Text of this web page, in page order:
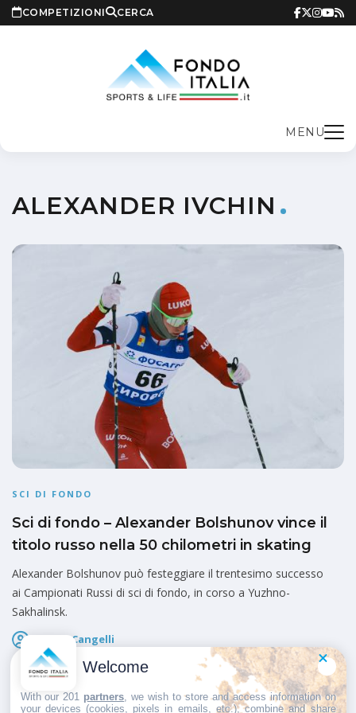
COMPETIZIONI CERCA
MENU
ALEXANDER IVCHIN
SCI DI FONDO
Sci di fondo – Alexander Bolshunov vince il
titolo russo nella 50 chilometri in skating
Alexander Bolshunov può festeggiare il trentesimo successo
ai Campionati Russi di sci di fondo, in corso a Yuzhno-
Sakhalinsk.
Marco Cangelli
Pubblicato il
Welcome
With our 201 partners , we wish to store and access information on
your devices (cookies, pixels in emails, etc.), combine and share